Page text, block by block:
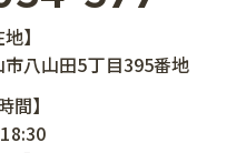
】
八山田5丁目395番地
間】